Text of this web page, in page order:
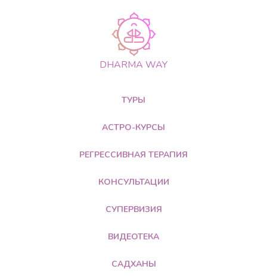
DHARMA WAY
ТУРЫ
АСТРО-КУРСЫ
РЕГРЕССИВНАЯ ТЕРАПИЯ
КОНСУЛЬТАЦИИ
СУПЕРВИЗИЯ
ВИДЕОТЕКА
САДХАНЫ